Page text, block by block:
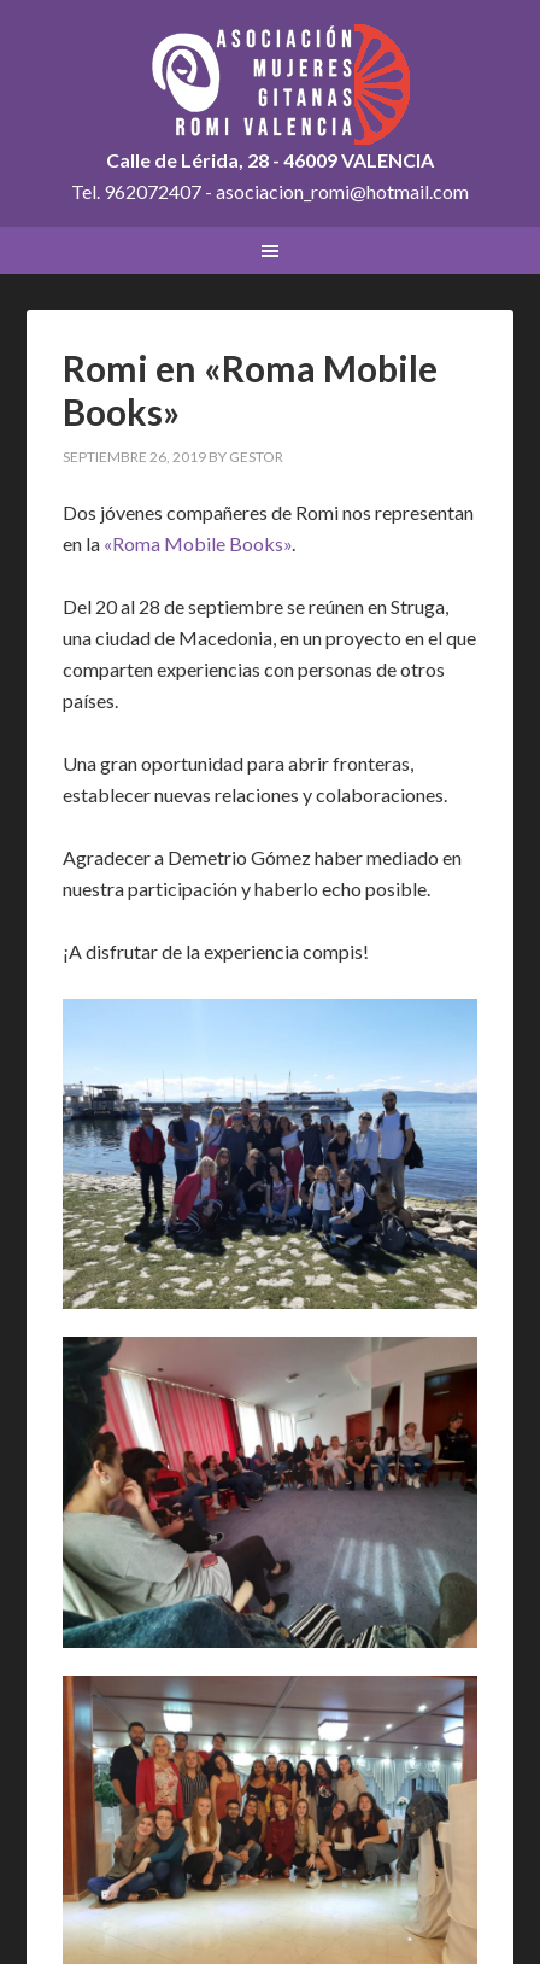
Calle de Lérida, 28 - 46009 VALENCIA
Tel. 962072407 - asociacion_romi@hotmail.com
Romi en «Roma Mobile
Books»
SEPTIEMBRE 26, 2019 BY GESTOR
Dos jóvenes compañeres de Romi nos representan
en la «Roma Mobile Books».
Del 20 al 28 de septiembre se reúnen en Struga,
una ciudad de Macedonia, en un proyecto en el que
comparten experiencias con personas de otros
países.
Una gran oportunidad para abrir fronteras,
establecer nuevas relaciones y colaboraciones.
Agradecer a Demetrio Gómez haber mediado en
nuestra participación y haberlo echo posible.
¡A disfrutar de la experiencia compis!